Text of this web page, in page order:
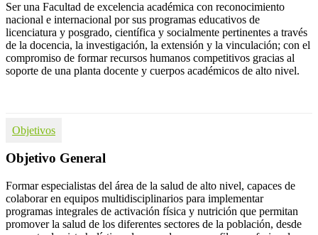
Ser una Facultad de excelencia académica con reconocimiento
nacional e internacional por sus programas educativos de
licenciatura y posgrado, científica y socialmente pertinentes a través
de la docencia, la investigación, la extensión y la vinculación; con el
compromiso de formar recursos humanos competitivos gracias al
soporte de una planta docente y cuerpos académicos de alto nivel.
Objetivos
Objetivo General
Formar especialistas del área de la salud de alto nivel, capaces de
colaborar en equipos multidisciplinarios para implementar
programas integrales de activación física y nutrición que permitan
promover la salud de los diferentes sectores de la población, desde